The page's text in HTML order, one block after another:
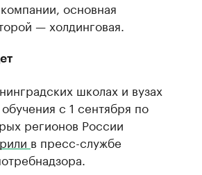
основная
— холдинговая.
школах и вузах
с 1 сентября по
регионов России
в пресс-службе